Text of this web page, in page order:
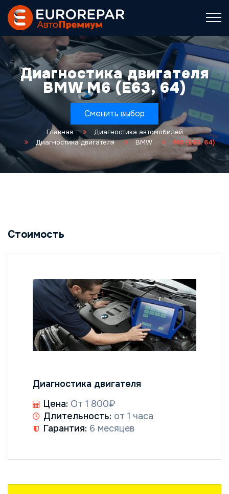
Диагностика двигателя
BMW M6 (E63, 64)
Сменить выбор
Главная
Диагностика автомобилей
Диагностика двигателя
BMW M6 (E63, 64)
Стоимость
Диагностика двигателя
Цена: От 1 800₽
Длительность: от 1 часа
Гарантия: 6 месяцев